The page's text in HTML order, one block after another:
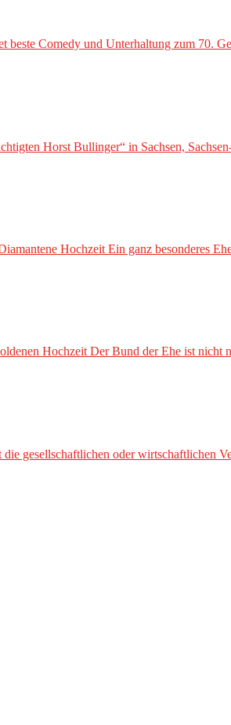
Comedy und Unterhaltung zum 70.
Horst Bullinger“ in Sachsen,
Hochzeit Ein ganz besonderes
Hochzeit Der Bund der Ehe ist nicht
gesellschaftlichen oder wirtschaftlichen